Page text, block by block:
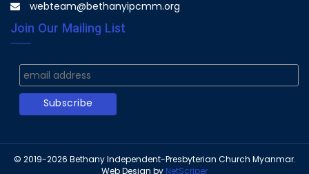
webteam@bethanyipcmm.org
Join Our Mailing List
© 2019-2026 Bethany Independent-Presbyterian Church Myanmar.
Web Design by NetScriper